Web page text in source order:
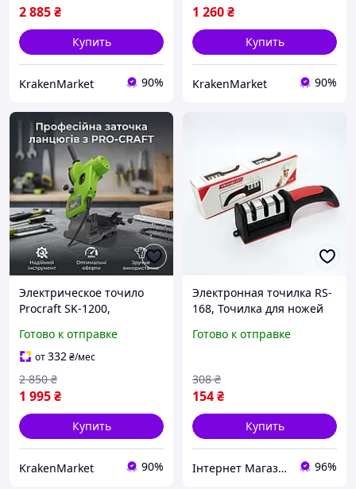
2 885₴
Купить
KrakenMarket 90%
1 260₴
Купить
KrakenMarket 90%
Электрическое точило
Procraft SK-1200,
мощный для дома, 85 кВт,
2.9 кг 22 мм посадка 35
град. угол 5000 об мин
Готово к отправке
от332₴/мес
1 995₴
2 850 ₴
Купить
KrakenMarket 90%
Электронная точилка RS-
168, Точилка для ножей
использования,
ножей QZ-59
Готово к отправке
154₴
308 ₴
Купить
Інтернет Магазин "Tano" 96%